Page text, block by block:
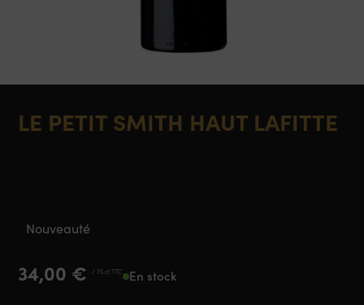
LE PETIT SMITH HAUT LAFITTE
34,00 € / 75 cl TTC En stock
Nouveauté